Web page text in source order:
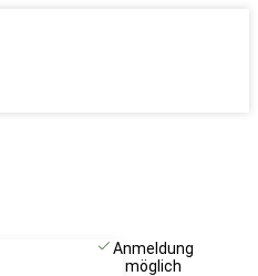
Anmeldung
möglich